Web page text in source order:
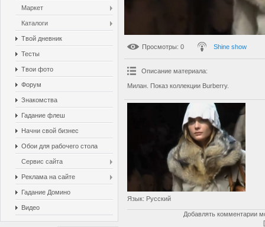
Маркет
Каталоги
Твой дневник
Тесты
Твои фото
Форум
Знакомства
Гадание флеш
Начни свой бизнес
Обои для рабочего стола
Сервис сайта
Реклама на сайте
Гадание Домино
Видео
Просмотры: 0 Shine show
Описание материала:
Милан. Показ коллекции Burberry.
Язык: Русский
Добавлять комментарии